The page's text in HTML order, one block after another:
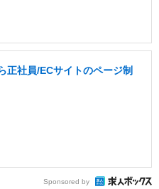
正社員/ECサイトのページ制
Sponsored by